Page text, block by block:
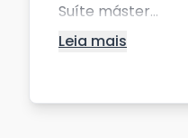
Suíte máster...
Leia mais